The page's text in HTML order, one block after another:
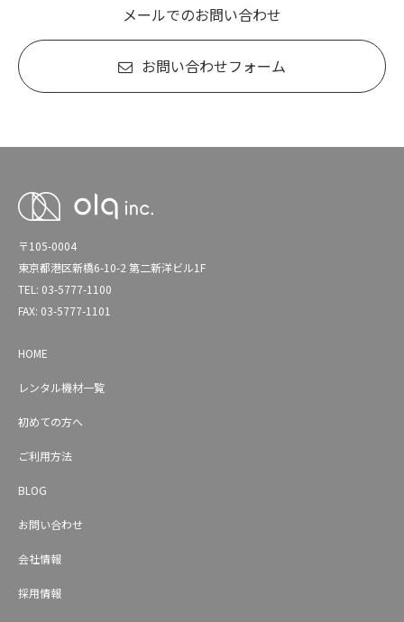
メールでのお問い合わせ
お問い合わせフォーム
〒105-0004
東京都港区新橋6-10-2 第二新洋ビル1F
TEL: 03-5777-1100
FAX: 03-5777-1101
HOME
レンタル機材一覧
初めての方へ
ご利用方法
BLOG
お問い合わせ
会社情報
採用情報